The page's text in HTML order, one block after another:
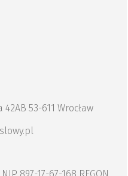
53-611 Wrocław